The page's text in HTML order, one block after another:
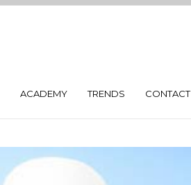
ACADEMY TRENDS CONTACT